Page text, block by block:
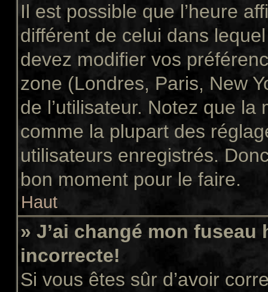
Il est possible que l’heure
différent de celui dans
devez modifier vos
zone (Londres, Paris, New
de l’utilisateur. Notez que
comme la plupart des
utilisateurs enregistrés.
bon moment pour le faire.
Haut
» J’ai changé mon fuseau
incorrecte!
Si vous êtes sûr d’avoir